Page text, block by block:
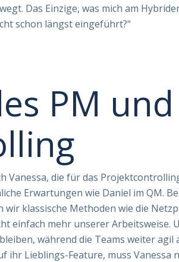
Das Einzige, was mich am
schon längst eingeführt?“
PM
Vanessa, die für das
Erwartungen wie Daniel im QM.
klassische Methoden wie die
einfach mehr unserer Arbeitsweise.
während die Teams weiter agil
ihr Lieblings-Feature, muss Vanessa